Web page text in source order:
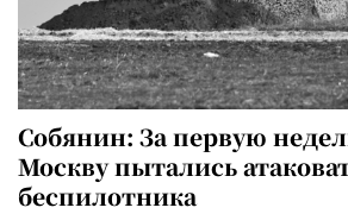
Собянин: За первую
Москву пытались
беспилотника